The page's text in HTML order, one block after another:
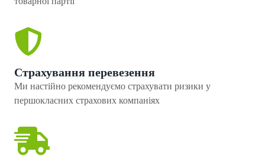
Страхування перевезення
Ми настійно рекомендуємо страхувати ризики у
першокласних страхових компаніях